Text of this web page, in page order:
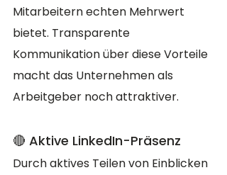
Mitarbeitern echten Mehrwert
bietet. Transparente
Kommunikation über diese Vorteile
macht das Unternehmen als
Arbeitgeber noch attraktiver.
🔴 Aktive LinkedIn-Präsenz
Durch aktives Teilen von Einblicken